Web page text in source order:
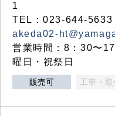
1
TEL：023-644-
akeda02-
営業時間：8：30〜
曜日・祝祭日
販売可 工事・取